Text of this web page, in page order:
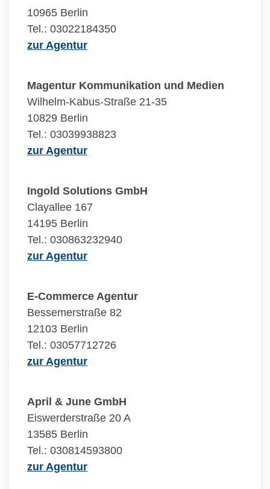
10965 Berlin
Tel.: 03022184350
zur Agentur
Magentur Kommunikation und Medien
Wilhelm-Kabus-Straße 21-35
10829 Berlin
Tel.: 03039938823
zur Agentur
Ingold Solutions GmbH
Clayallee 167
14195 Berlin
Tel.: 030863232940
zur Agentur
E-Commerce Agentur
Bessemerstraße 82
12103 Berlin
Tel.: 03057712726
zur Agentur
April & June GmbH
Eiswerderstraße 20 A
13585 Berlin
Tel.: 030814593800
zur Agentur